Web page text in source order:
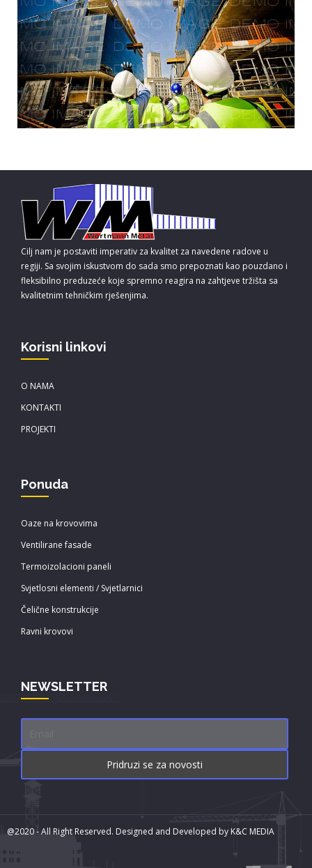
Cilj nam je postaviti imperativ za kvalitet za navedene radove u
regiji. Sa svojim iskustvom do sada smo prepoznati kao pouzdano i
fleksibilno preduzeće koje spremno reagira na zahtjeve tržišta sa
kvalitetnim tehničkim rješenjima.
Korisni linkovi
O NAMA
KONTAKTI
PROJEKTI
Ponuda
Oaze na krovovima
Ventilirane fasade
Termoizolacioni paneli
Svjetlosni elementi / Svjetlarnici
Čelične konstrukcije
Ravni krovovi
NEWSLETTER
@2020 - All Right Reserved. Designed and Developed by K&C MEDIA